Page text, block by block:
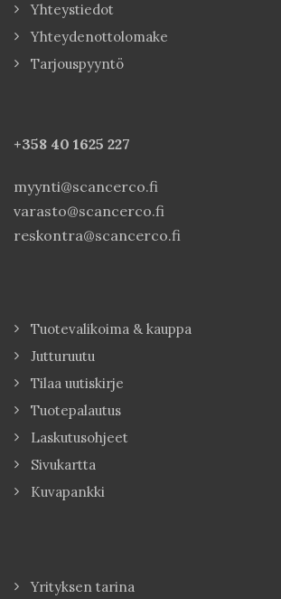
Yhteystiedot
Yhteydenottolomake
Tarjouspyyntö
+358 40 1625 227
myynti@scancerco.fi
varasto@scancerco.fi
reskontra@scancerco.fi
Tuotevalikoima & kauppa
Jutturuutu
Tilaa uutiskirje
Tuotepalautus
Laskutusohjeet
Sivukartta
Kuvapankki
Yrityksen tarina